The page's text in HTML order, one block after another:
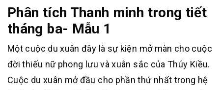
Phân tích Thanh minh trong tiết
tháng ba- Mẫu 1
Một cuộc du xuân đây là sự kiện mở màn cho cuộc
đời thiếu nữ phong lưu và xuân sắc của Thúy Kiều.
Cuộc du xuân mở đầu cho phần thứ nhất trong hệ